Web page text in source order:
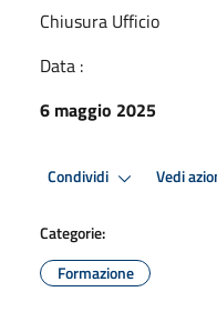
Chiusura Ufficio
Data :
6 maggio 2025
Condividi Vedi
Categorie:
Formazione